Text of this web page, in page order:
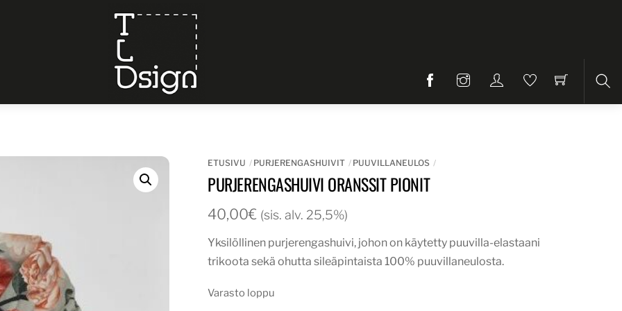
ETUSIVU PURJERENGASHUIVIT PUUVILLANEULOS
PURJERENGASHUIVI ORANSSIT PIONIT
40,00€ (sis. alv. 25,5%)
Yksilöllinen purjerengashuivi, johon on käytetty puuvilla-elastaani
trikoota sekä ohutta sileäpintaista 100% puuvillaneulosta.
Varasto loppu